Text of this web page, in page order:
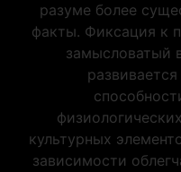
разуме более
факты. Фиксация к
замысловатый
культурных
зависимости